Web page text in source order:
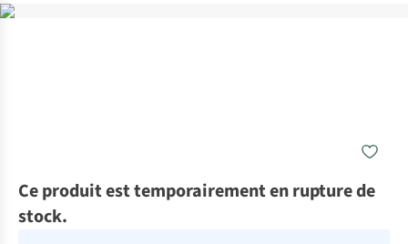
Ce produit est temporairement en rupture de
stock.